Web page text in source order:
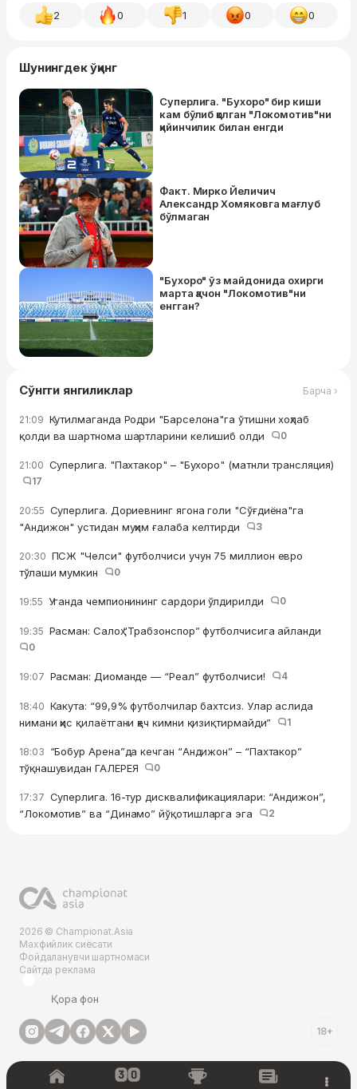
2 0 1 0 0
Шунингдек ўқинг
Суперлига. "Бухоро" бир киши
кам бўлиб қолган "Локомотив"ни
қийинчилик билан енгди
Факт. Мирко Йеличич
Александр Хомяковга мағлуб
бўлмаган
"Бухоро" ўз майдонида охирги
марта қачон "Локомотив"ни
енгган?
Сўнгги янгиликлар Барча ›
21:09 Кутилмаганда Родри "Барселона"га ўтишни хоҳлаб
қолди ва шартнома шартларини келишиб олди
0
21:00 Суперлига. "Пахтакор" – "Бухоро" (матнли трансляция)
17
20:55 Суперлига. Дориевнинг ягона голи "Сўғдиёна"га
"Андижон" устидан муҳим ғалаба келтирди
3
20:30 ПСЖ "Челси" футболчиси учун 75 миллион евро
тўлаши мумкин
0
19:55 Уганда чемпионининг сардори ўлдирилди 0
19:35 Расман: Салоҳ “Трабзонспор” футболчисига айланди
0
19:07 Расман: Диоманде — “Реал” футболчиси! 4
18:40 Какута: “99,9% футболчилар бахтсиз. Улар аслида
нимани ҳис қилаётгани ҳеч кимни қизиқтирмайди”
1
18:03 “Бобур Арена”да кечган “Андижон” – “Пахтакор”
тўқнашувидан ГАЛЕРЕЯ
0
17:37 Суперлига. 16-тур дисквалификациялари: “Андижон”,
“Локомотив” ва “Динамо” йўқотишларга эга
2
2026 © Championat.Asia
Махфийлик сиёсати
Фойдаланувчи шартномаси
Сайтда реклама
Қора фон
18+